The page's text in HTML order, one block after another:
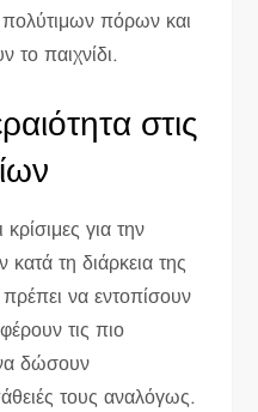
πόρων και
το παιχνίδι.
στις
κρίσιμες για την
τη διάρκεια της
να εντοπίσουν
τις πιο
δώσουν
τους αναλόγως.